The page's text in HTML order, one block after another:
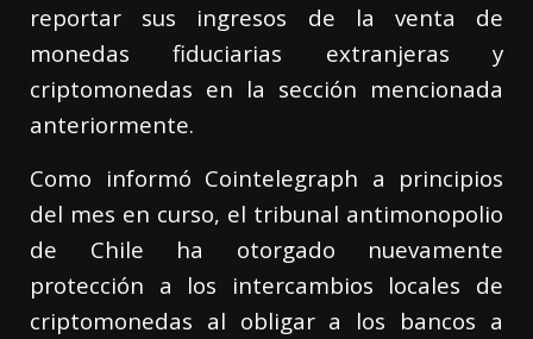
reportar sus ingresos de la venta de
monedas fiduciarias extranjeras y
criptomonedas en la sección mencionada
anteriormente.
Como informó Cointelegraph a principios
del mes en curso, el tribunal antimonopolio
de Chile ha otorgado nuevamente
protección a los intercambios locales de
criptomonedas al obligar a los bancos a